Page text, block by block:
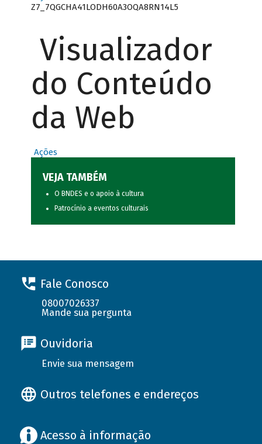
Z7_7QGCHA41LODH60A3OQA8RN14L5
Visualizador
do Conteúdo
da Web
Ações
VEJA TAMBÉM
O BNDES e o apoio à cultura
Patrocínio a eventos culturais
Fale Conosco
08007026337
Mande sua pergunta
Ouvidoria
Envie sua mensagem
Outros telefones e endereços
Acesso à informação